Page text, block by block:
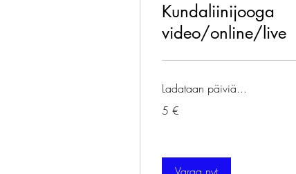
Kundaliinijooga
video/online/live
Ladataan päiviä...
euroa
5 €